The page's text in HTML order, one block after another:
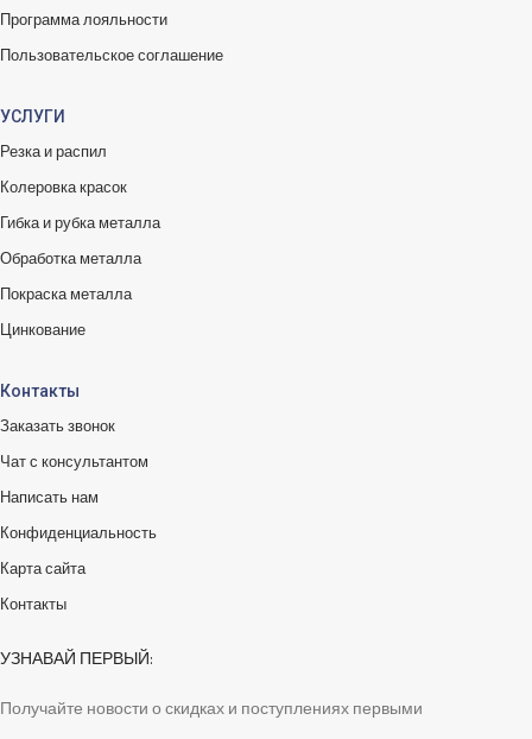
Программа лояльности
Пользовательское соглашение
УСЛУГИ
Резка и распил
Колеровка красок
Гибка и рубка металла
Обработка металла
Покраска металла
Цинкование
Контакты
Заказать звонок
Чат с консультантом
Написать нам
Конфиденциальность
Карта сайта
Контакты
УЗНАВАЙ ПЕРВЫЙ:
Получайте новости о скидках и поступлениях первыми